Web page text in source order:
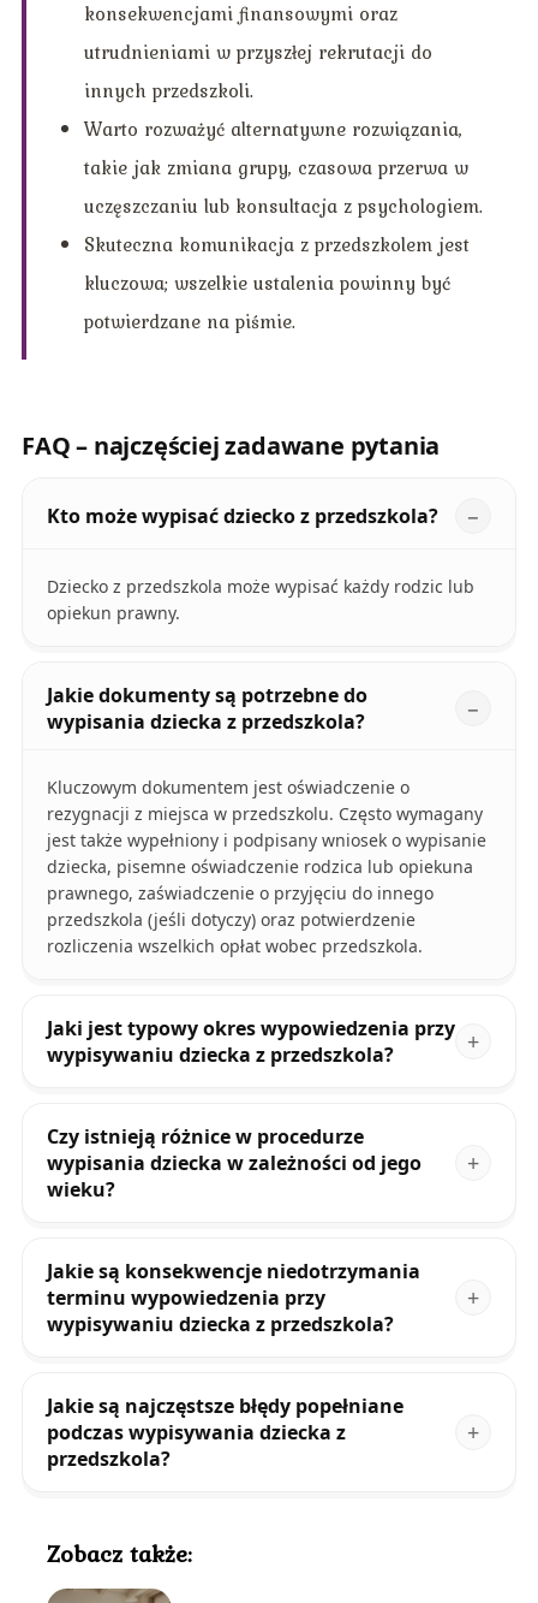
konsekwencjami finansowymi oraz
utrudnieniami w przyszłej rekrutacji do
innych przedszkoli.
Warto rozważyć alternatywne rozwiązania,
takie jak zmiana grupy, czasowa przerwa w
uczęszczaniu lub konsultacja z psychologiem.
Skuteczna komunikacja z przedszkolem jest
kluczowa; wszelkie ustalenia powinny być
potwierdzane na piśmie.
FAQ – najczęściej zadawane pytania
Kto może wypisać dziecko z przedszkola?
Dziecko z przedszkola może wypisać każdy rodzic lub
opiekun prawny.
Jakie dokumenty są potrzebne do
wypisania dziecka z przedszkola?
Kluczowym dokumentem jest oświadczenie o
rezygnacji z miejsca w przedszkolu. Często wymagany
jest także wypełniony i podpisany wniosek o wypisanie
dziecka, pisemne oświadczenie rodzica lub opiekuna
prawnego, zaświadczenie o przyjęciu do innego
przedszkola (jeśli dotyczy) oraz potwierdzenie
rozliczenia wszelkich opłat wobec przedszkola.
Jaki jest typowy okres wypowiedzenia przy
wypisywaniu dziecka z przedszkola?
Czy istnieją różnice w procedurze
wypisania dziecka w zależności od jego
wieku?
Jakie są konsekwencje niedotrzymania
terminu wypowiedzenia przy
wypisywaniu dziecka z przedszkola?
Jakie są najczęstsze błędy popełniane
podczas wypisywania dziecka z
przedszkola?
Zobacz także: